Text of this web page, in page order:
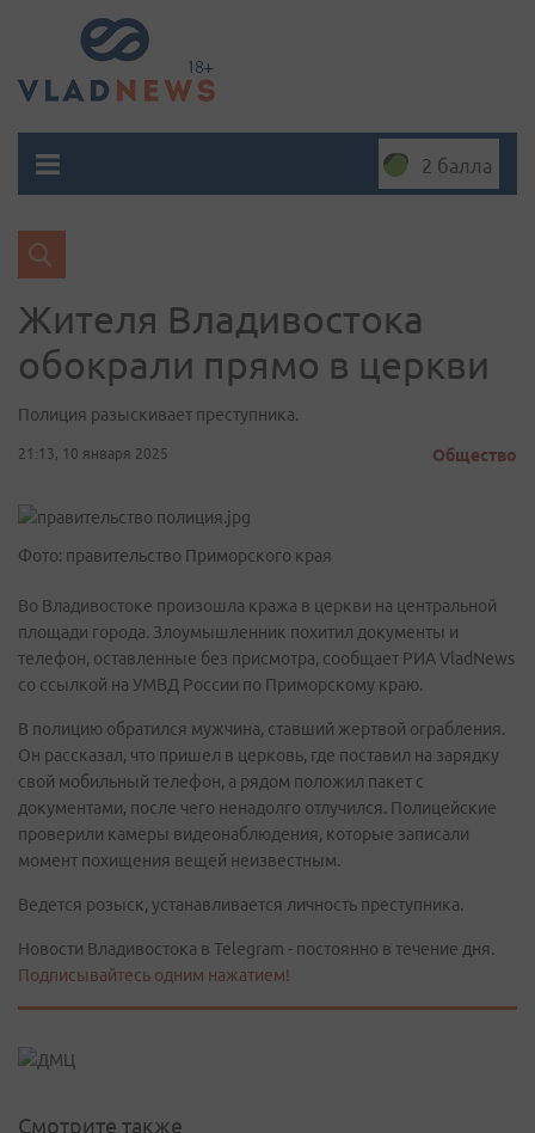
2 балла
Жителя Владивостока
обокрали прямо в церкви
Полиция разыскивает преступника.
21:13, 10 января 2025 Общество
Фото: правительство Приморского края
Во Владивостоке произошла кража в церкви на центральной
площади города. Злоумышленник похитил документы и
телефон, оставленные без присмотра, сообщает РИА VladNews
со ссылкой на УМВД России по Приморскому краю.
В полицию обратился мужчина, ставший жертвой ограбления.
Он рассказал, что пришел в церковь, где поставил на зарядку
свой мобильный телефон, а рядом положил пакет с
документами, после чего ненадолго отлучился. Полицейские
проверили камеры видеонаблюдения, которые записали
момент похищения вещей неизвестным.
Ведется розыск, устанавливается личность преступника.
Новости Владивостока в Telegram - постоянно в течение дня.
Подписывайтесь одним нажатием!
Смотрите также